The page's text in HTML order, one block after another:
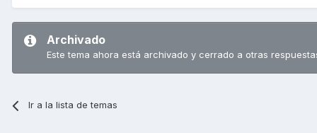
Archivado
Este tema ahora está archivado y cerrado a otras
Ir a la lista de temas